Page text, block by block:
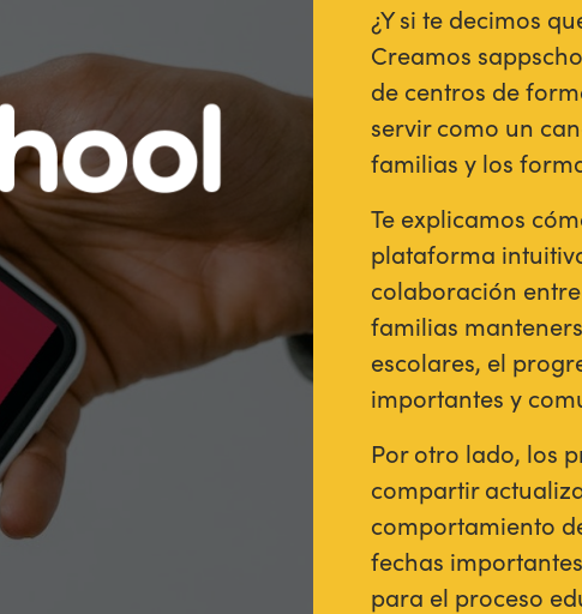
¿Y si te decimos
Creamos
de centros de
servir como un
familias y los
Te explicamos
plataforma
colaboración
familias
escolares, el
importantes y
Por otro lado, los
compartir
comportamiento
fechas
para el proceso